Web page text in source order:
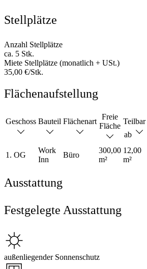
Stellplätze
Anzahl Stellplätze
ca. 5 Stk.
Miete Stellplätze (monatlich + USt.)
35,00 €/Stk.
Flächenaufstellung
Geschoss Bauteil Flächenart
Freie
Fläche
Teilbar
ab
1. OG
Work
Inn
Büro
300,00
m²
12,00
m²
Ausstattung
Festgelegte Ausstattung
außenliegender Sonnenschutz